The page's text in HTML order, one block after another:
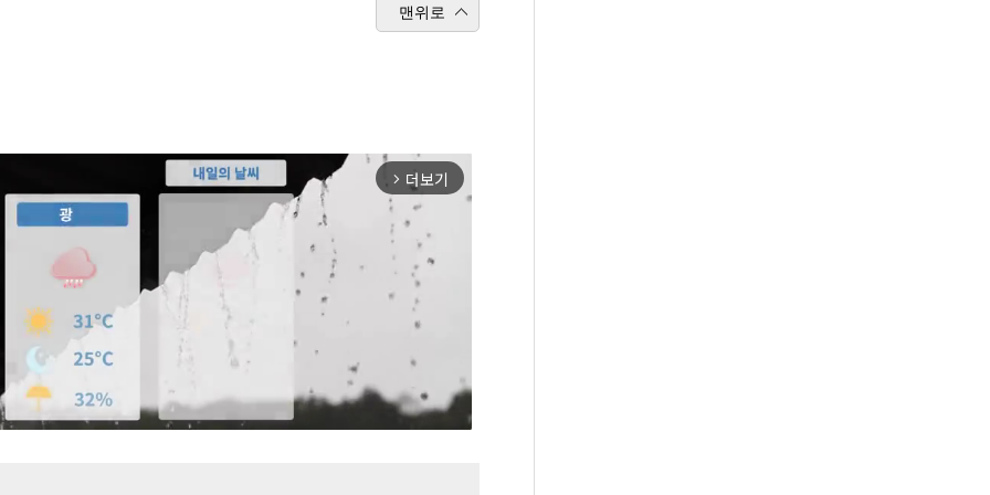
맨위로
arrow_forward_ios 더보기